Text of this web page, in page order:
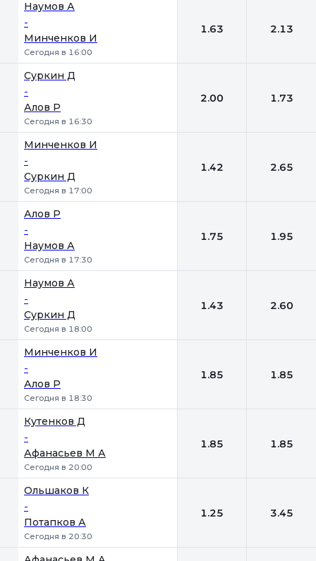
Наумов А
-
Минченков И
Сегодня в 16:00
1.63 2.13
Суркин Д
-
Алов Р
Сегодня в 16:30
2.00 1.73
Минченков И
-
Суркин Д
Сегодня в 17:00
1.42 2.65
Алов Р
-
Наумов А
Сегодня в 17:30
1.75 1.95
Наумов А
-
Суркин Д
Сегодня в 18:00
1.43 2.60
Минченков И
-
Алов Р
Сегодня в 18:30
1.85 1.85
Кутенков Д
-
Афанасьев М А
Сегодня в 20:00
1.85 1.85
Ольшаков К
-
Потапков А
Сегодня в 20:30
1.25 3.45